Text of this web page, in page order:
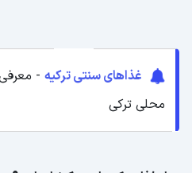
غذاهای سنتی ترکیه -
محلی ترکی